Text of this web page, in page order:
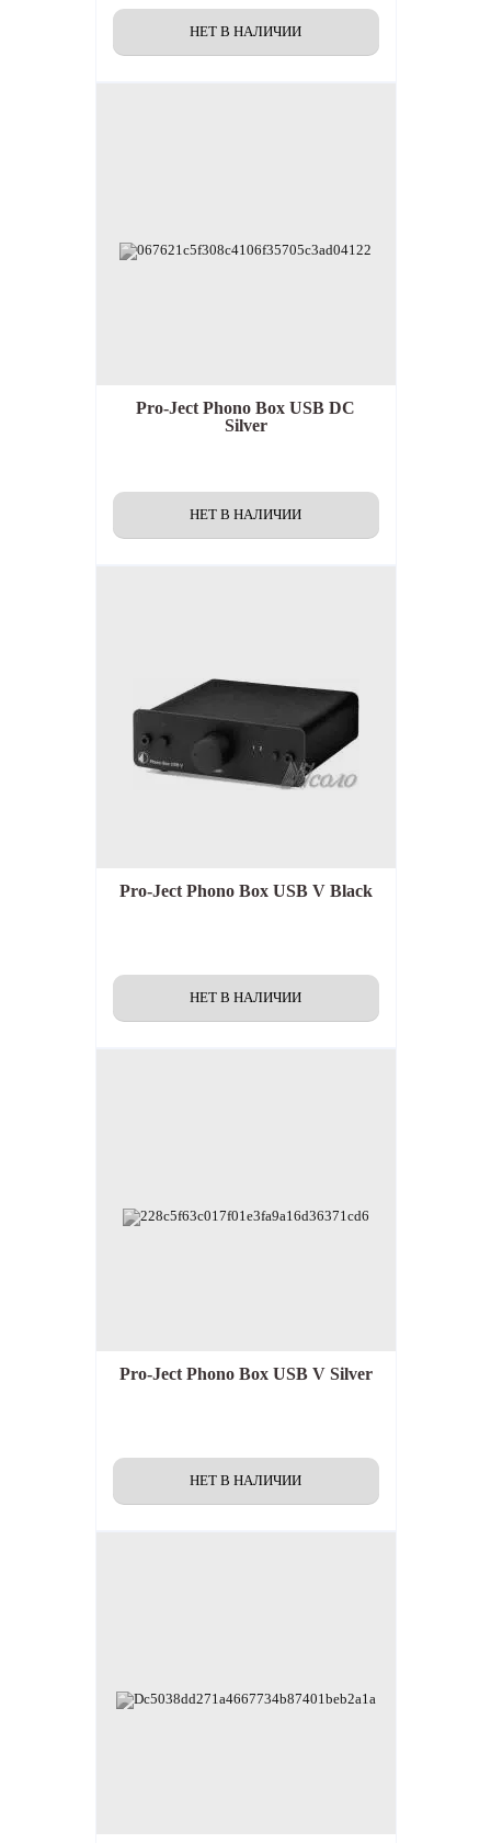
Pro-Ject Phono Box USB DC
Silver
Pro-Ject Phono Box USB V Black
Pro-Ject Phono Box USB V Silver